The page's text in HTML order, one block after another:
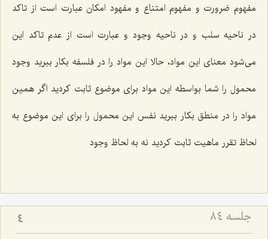
مفهوم ضرورت و مفهوم امتناع و مفهود امكان عبارت است از تاكد
در ناحیه سلب و در ناحیه وجود و عبارت است از عدم تاكد این
مى‌شود معناى این مواد، حالا این مواد را در فلسفه بكار ببرید وجود
محمول را شما بواسطه این مواد براى موضوع ثابت كردید اگر همین
مواد را در منطق بكار ببرید نفس این محمول را براى این موضوع به
لحاظ تقرر ماهیت ثابت كردید نه به لحاظ وجود
جلسه ۸۴ 4